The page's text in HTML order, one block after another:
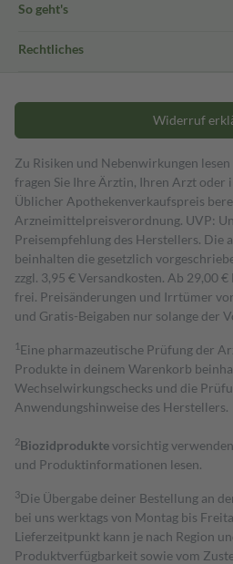
So geht's
Rechtliches
Widerruf
Zu Risiken und Nebenwirkungen
fragen Sie Ihre Ärztin, Ihren Arzt oder
Üblicher Apothekenverkaufspreis
Arzneimittelpreisverordnung. UVP:
Preisempfehlung des Herstellers. Die
beinhalten die gesetzlich
zzgl. 3,95 € Versandkosten. Ab 29,00
frei. Preisänderungen und Irrtümer
und Gratis-Beigaben nur solange der
1 Eine pharmazeutische Prüfung der
Produkte in deinem Warenkorb
Wechselwirkungschecks und die
Anwendungshinweise des Herstellers.
2Biozidproduktevorsichtig
und Produktinformationen lesen.
3Die Übergabe deiner Bestellung an
bei uns werktags von Montag bis
Lieferzeitpunkt kann je nach Region
Produktverfügbarkeit sowie vom